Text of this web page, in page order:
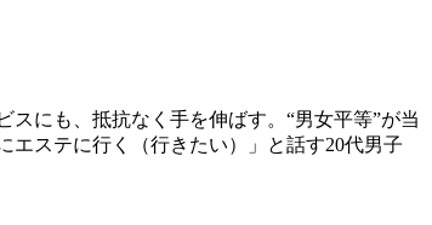
にも、抵抗なく手を伸ばす。“男女平等”が当
エステに行く（行きたい）」と話す20代男子